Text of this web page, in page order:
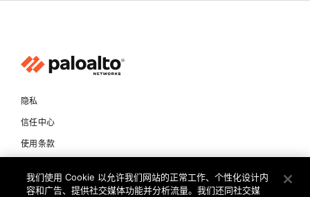
隐私
信任中心
使用条款
我们使用 Cookie 以允许我们网站的正常工作、个性化设计内
容和广告、提供社交媒体功能并分析流量。我们还同社交媒